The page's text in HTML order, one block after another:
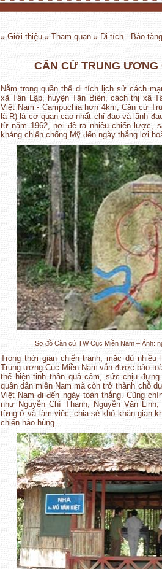
» Giới thiệu » Tham quan » Di tích - Bảo tàng
CĂN CỨ TRUNG ƯƠNG
Nằm trong quần thể di tích lịch sử cách
xã Tân Lập, huyện Tân Biên, cách thị xã
Việt Nam - Campuchia hơn 4km, Căn cứ
là R) là cơ quan cao nhất chỉ đạo và lãnh
từ năm 1962, nơi đề ra nhiều chiến lược,
kháng chiến chống Mỹ đến ngày thắng lợi
Sơ đồ Căn cứ TW Cục Miền Nam – Ảnh:
Trong thời gian chiến tranh, mặc dù
Trung ương Cục Miền Nam vẫn được bảo
thể hiện tinh thần quả cảm, sức chịu
quân dân miền Nam mà còn trở thành chỗ
Việt Nam đi đến ngày toàn thắng. Cũng
như Nguyễn Chí Thanh, Nguyễn Văn
từng ở và làm việc, chia sẻ khó khăn gian
chiến hào hùng…